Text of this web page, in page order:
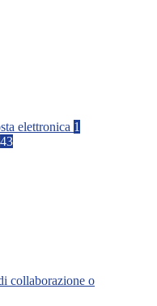
elettronica 1
43
collaborazione o